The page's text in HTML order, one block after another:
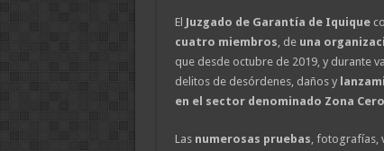
El Juzgado de Garantía de Iquique
cuatro miembros, de una
que desde octubre de 2019, y durante
delitos de desórdenes, daños y
en el sector denominado Zona
Las numerosas pruebas, fotografías,